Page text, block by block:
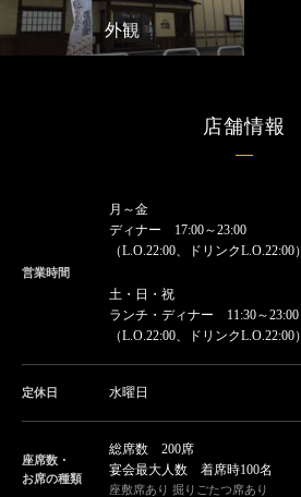
外観
店舗情報
営業時間
月～金
ディナー 17:00～23:00
（L.O.22:00、ドリンクL.O.22:00）
土・日・祝
ランチ・ディナー 11:30～23:00
（L.O.22:00、ドリンクL.O.22:00）
定休日 水曜日
座席数・
お席の種類
総席数 200席
宴会最大人数 着席時100名
座敷席あり 掘りごたつ席あり